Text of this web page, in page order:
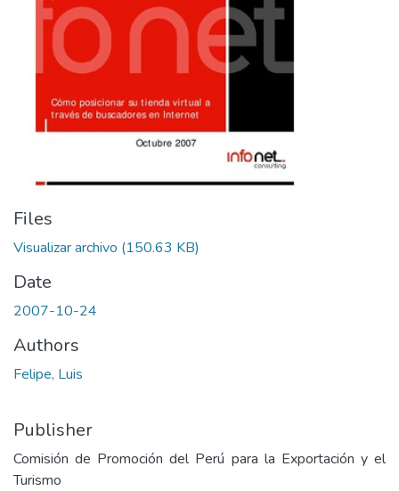
Files
Visualizar archivo (150.63 KB)
Date
2007-10-24
Authors
Felipe, Luis
Publisher
Comisión de Promoción del Perú para la Exportación y el
Turismo